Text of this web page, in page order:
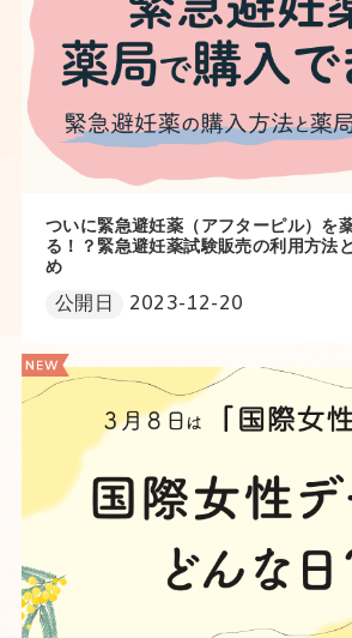
ついに緊急避妊薬（アフターピル）を
る！？緊急避妊薬試験販売の利用方法
め
公開日 2023-12-20